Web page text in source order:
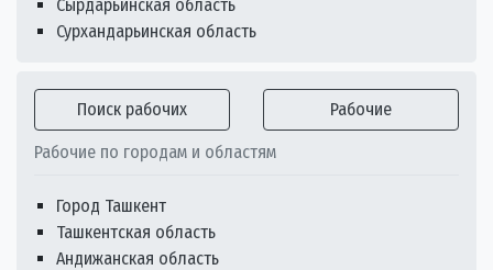
Сырдарьинская область
Сурхандарьинская область
Поиск рабочих Рабочие
Рабочие по городам и областям
Город Ташкент
Ташкентская область
Андижанская область